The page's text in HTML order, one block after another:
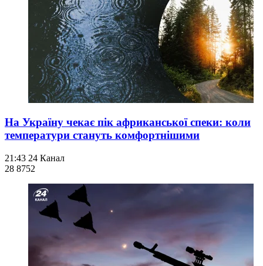
На Україну чекає пік африканської спеки: коли
температури стануть комфортнішими
21:43 24 Канал
28 8752